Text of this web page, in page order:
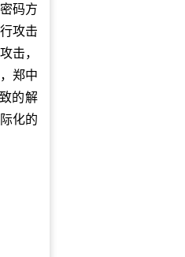
码方
攻击
击，
郑中
的解
化的